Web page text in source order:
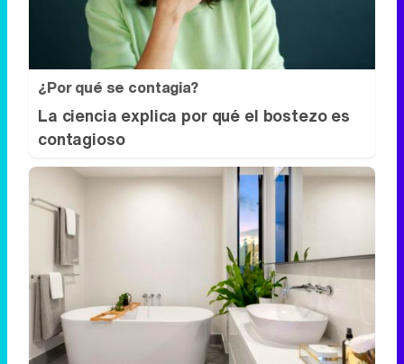
¿Por qué se contagia?
La ciencia explica por qué el bostezo es
contagioso